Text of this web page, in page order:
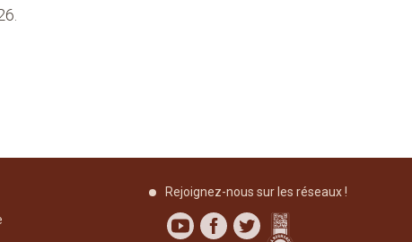
Rejoignez-nous sur les réseaux !